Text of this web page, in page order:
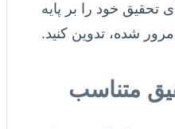
تحقیق خود را بر پایه
شده، تدوین کنید.
متناسب